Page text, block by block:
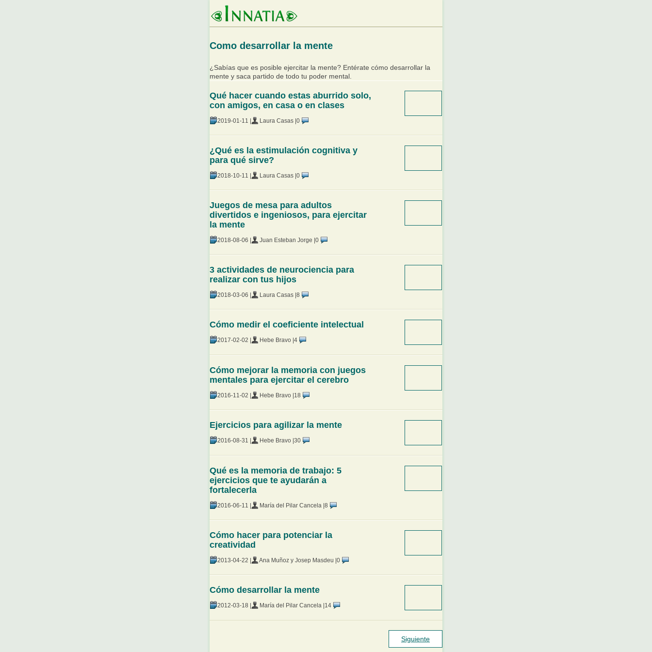
Como desarrollar la mente
¿Sabías que es posible ejercitar la mente? Entérate cómo desarrollar la
mente y saca partido de todo tu poder mental.
Qué hacer cuando estas aburrido solo,
con amigos, en casa o en clases
2019-01-11 | Laura Casas | 0
¿Qué es la estimulación cognitiva y
para qué sirve?
2018-10-11 | Laura Casas | 0
Juegos de mesa para adultos
divertidos e ingeniosos, para ejercitar
la mente
2018-08-06 | Juan Esteban Jorge | 0
3 actividades de neurociencia para
realizar con tus hijos
2018-03-06 | Laura Casas | 8
Cómo medir el coeficiente intelectual
2017-02-02 | Hebe Bravo | 4
Cómo mejorar la memoria con juegos
mentales para ejercitar el cerebro
2016-11-02 | Hebe Bravo | 18
Ejercicios para agilizar la mente
2016-08-31 | Hebe Bravo | 30
Qué es la memoria de trabajo: 5
ejercicios que te ayudarán a
fortalecerla
2016-06-11 | María del Pilar Cancela | 8
Cómo hacer para potenciar la
creatividad
2013-04-22 | Ana Muñoz y Josep Masdeu | 0
Cómo desarrollar la mente
2012-03-18 | María del Pilar Cancela | 14
Siguiente